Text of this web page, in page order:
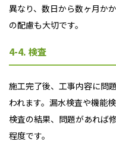
異なり、数日から数ヶ月か
の配慮も大切です。
4-4. 検査
施工完了後、工事内容に問
われます。漏水検査や機能
検査の結果、問題があれば
程度です。